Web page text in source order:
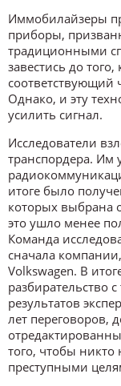
Иммобилайзеры
приборы,
традиционными
завестись до
соответствующий
Однако, и эту
усилить сигнал.
Исследователи
транспордера. Им
итоге было
которых выбрана
это ушло менее
Команда
сначала
Volkswagen. В
разбирательство
результатов
лет переговоров,
того, чтобы никто
преступными